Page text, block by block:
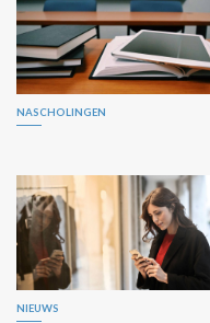
NASCHOLINGEN
NIEUWS